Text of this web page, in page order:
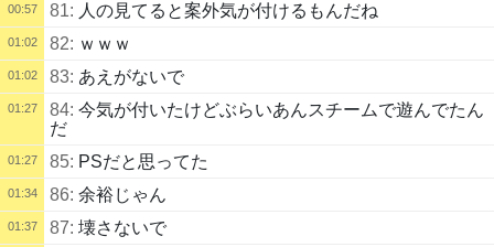
00:57 81: 人の見てると案外気が付けるもんだね
01:02 82: ｗｗｗ
01:02 83: あえがないで
01:27 84: 今気が付いたけどぶらいあんスチームで遊んでたん
だ
01:27 85: PSだと思ってた
01:34 86: 余裕じゃん
01:37 87: 壊さないで